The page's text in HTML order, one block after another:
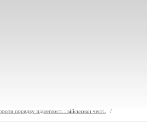
порядку підлеглості і військової честі. /